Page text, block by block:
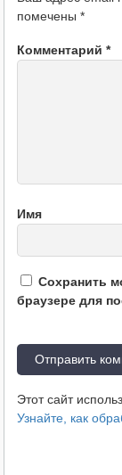
помечены *
Комментарий *
Имя
Сохранить
браузере для
Этот сайт
Узнайте, как